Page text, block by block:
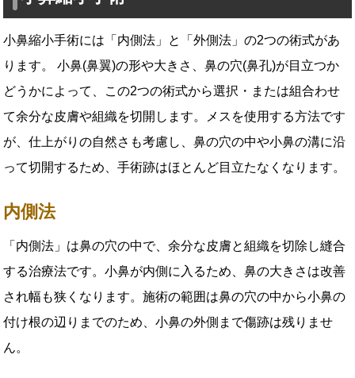
小鼻縮小手術には「内側法」と「外側法」の2つの術式があ
ります。 小鼻(鼻翼)の形や大きさ、鼻の穴(鼻孔)が目立つか
どうかによって、この2つの術式から選択・または組合わせ
て余分な皮膚や組織を切開します。メスを使用する方法です
が、仕上がりの自然さも考慮し、鼻の穴の中や小鼻の溝に沿
って切開するため、手術跡はほとんど目立たなくなります。
内側法
「内側法」は鼻の穴の中で、余分な皮膚と組織を切除し縫合
する治療法です。小鼻が内側に入るため、鼻の大きさは改善
され幅も狭くなります。施術の範囲は鼻の穴の中から小鼻の
付け根の辺りまでのため、小鼻の外側まで傷跡は残りませ
ん。